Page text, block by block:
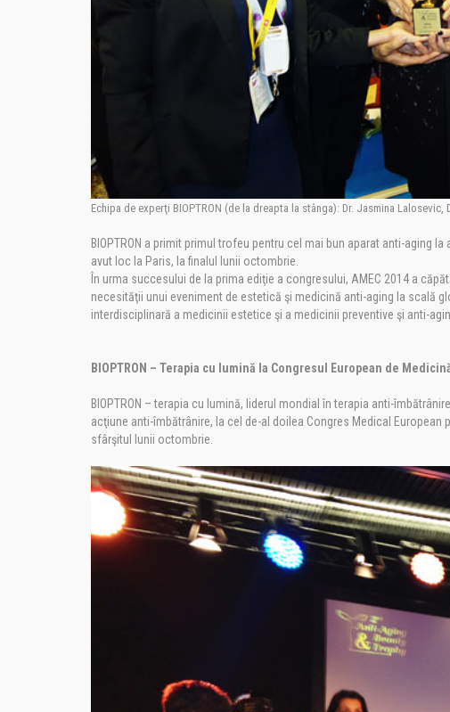
Echipa de experţi BIOPTRON (de la dreapta la stânga): Dr. Jasmina
BIOPTRON a primit primul trofeu pentru cel mai bun aparat anti-aging
avut loc la Paris, la finalul lunii octombrie.
În urma succesului de la prima ediţie a congresului, AMEC 2014 a
necesităţii unui eveniment de estetică şi medicină anti-aging la scală
interdisciplinară a medicinii estetice şi a medicinii preventive şi anti-
BIOPTRON – Terapia cu lumină la Congresul European de
BIOPTRON – terapia cu lumină, liderul mondial în terapia anti-
acţiune anti-îmbătrânire, la cel de-al doilea Congres Medical
sfârşitul lunii octombrie.